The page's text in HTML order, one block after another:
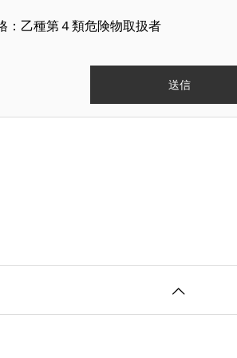
：乙種第４類危険物取扱者